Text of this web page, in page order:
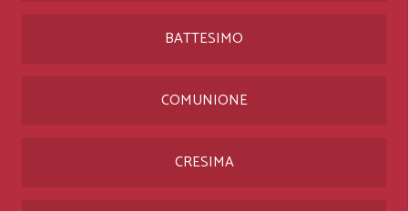
BATTESIMO
COMUNIONE
CRESIMA